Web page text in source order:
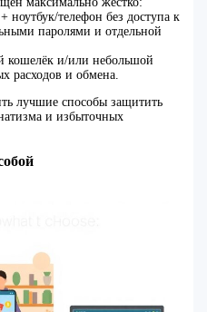
ноутбук/телефон без доступа к
паролями и отдельной
и/или небольшой
расходов и обмена.
лучшие способы защитить
и избыточных